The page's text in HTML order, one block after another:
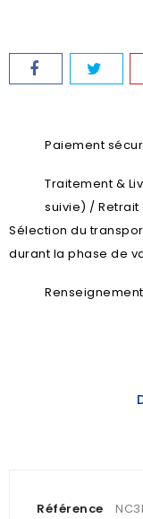
Paiement
Traitement &
suivie) /
Sélection du
durant la phase de
Référence